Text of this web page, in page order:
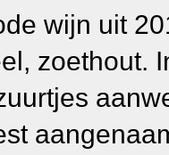
wijn uit
zoethout.